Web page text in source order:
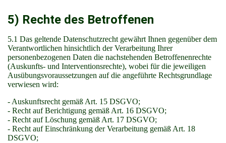
5) Rechte des Betroffenen
5.1 Das geltende Datenschutzrecht gewährt Ihnen gegenüber dem
Verantwortlichen hinsichtlich der Verarbeitung Ihrer
personenbezogenen Daten die nachstehenden Betroffenenrechte
(Auskunfts- und Interventionsrechte), wobei für die jeweiligen
Ausübungsvoraussetzungen auf die angeführte Rechtsgrundlage
verwiesen wird:
- Auskunftsrecht gemäß Art. 15 DSGVO;
- Recht auf Berichtigung gemäß Art. 16 DSGVO;
- Recht auf Löschung gemäß Art. 17 DSGVO;
- Recht auf Einschränkung der Verarbeitung gemäß Art. 18
DSGVO;